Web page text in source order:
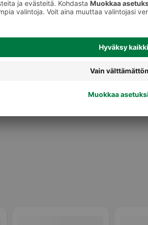
Muut vaaleat leivät